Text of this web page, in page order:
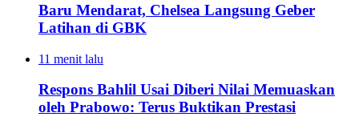
Baru Mendarat, Chelsea Langsung Geber
Latihan di GBK
11 menit lalu
Respons Bahlil Usai Diberi Nilai Memuaskan
oleh Prabowo: Terus Buktikan Prestasi